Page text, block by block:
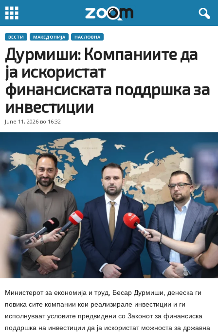
ВЕСТИ МАКЕДОНИЈА НАСЛОВНА
Дурмиши: Компаниите да
ја искористат
финансиската поддршка за
инвестиции
June 11, 2026 во 16:32
Министерот за економија и труд, Бесар Дурмиши, денеска ги
повика сите компании кои реализирале инвестиции и ги
исполнуваат условите предвидени со Законот за финансиска
поддршка на инвестиции да ја искористат можноста за државна